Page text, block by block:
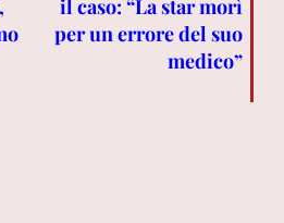
il caso: “La star morì
per un errore del suo
medico”